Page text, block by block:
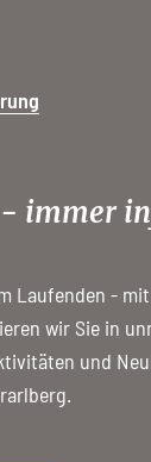
immer
Laufenden -
wir Sie in
und